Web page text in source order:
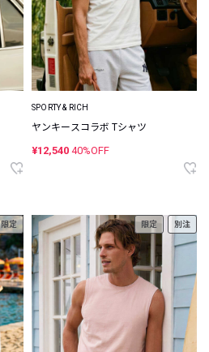
SPORTY & RICH
ヤンキースコラボ Tシャツ
¥12,540 40%OFF
限定 限定 別注